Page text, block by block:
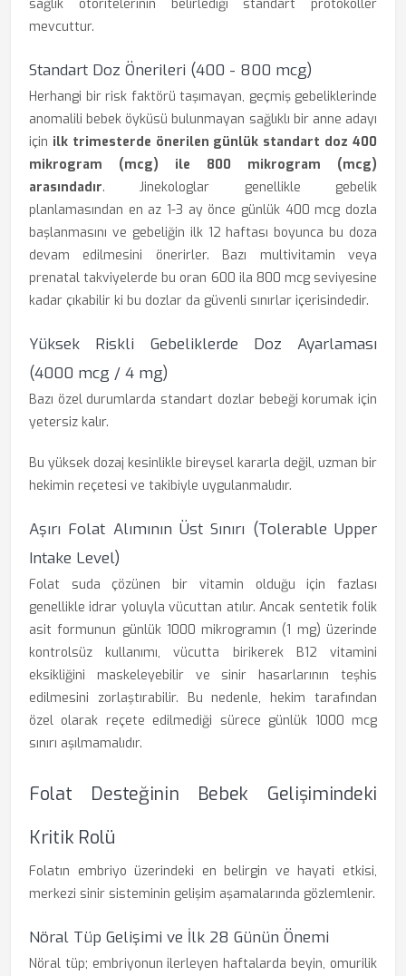
sağlık otoritelerinin belirlediği standart protokoller
mevcuttur.
Standart Doz Önerileri (400 - 800 mcg)
Herhangi bir risk faktörü taşımayan, geçmiş gebeliklerinde
anomalili bebek öyküsü bulunmayan sağlıklı bir anne adayı
için ilk trimesterde önerilen günlük standart doz 400
mikrogram (mcg) ile 800 mikrogram (mcg)
arasındadır. Jinekologlar genellikle gebelik
planlamasından en az 1-3 ay önce günlük 400 mcg dozla
başlanmasını ve gebeliğin ilk 12 haftası boyunca bu doza
devam edilmesini önerirler. Bazı multivitamin veya
prenatal takviyelerde bu oran 600 ila 800 mcg seviyesine
kadar çıkabilir ki bu dozlar da güvenli sınırlar içerisindedir.
Yüksek Riskli Gebeliklerde Doz Ayarlaması
(4000 mcg / 4 mg)
Bazı özel durumlarda standart dozlar bebeği korumak için
yetersiz kalır.
Bu yüksek dozaj kesinlikle bireysel kararla değil, uzman bir
hekimin reçetesi ve takibiyle uygulanmalıdır.
Aşırı Folat Alımının Üst Sınırı (Tolerable Upper
Intake Level)
Folat suda çözünen bir vitamin olduğu için fazlası
genellikle idrar yoluyla vücuttan atılır. Ancak sentetik folik
asit formunun günlük 1000 mikrogramın (1 mg) üzerinde
kontrolsüz kullanımı, vücutta birikerek B12 vitamini
eksikliğini maskeleyebilir ve sinir hasarlarının teşhis
edilmesini zorlaştırabilir. Bu nedenle, hekim tarafından
özel olarak reçete edilmediği sürece günlük 1000 mcg
sınırı aşılmamalıdır.
Folat Desteğinin Bebek Gelişimindeki
Kritik Rolü
Folatın embriyo üzerindeki en belirgin ve hayati etkisi,
merkezi sinir sisteminin gelişim aşamalarında gözlemlenir.
Nöral Tüp Gelişimi ve İlk 28 Günün Önemi
Nöral tüp; embriyonun ilerleyen haftalarda beyin, omurilik